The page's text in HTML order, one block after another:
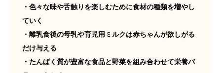
・色々な味や舌触りを楽しむために食材の種類を増やし
ていく
・離乳食後の母乳や育児用ミルクは赤ちゃんが欲しがる
だけ与える
・たんぱく質が豊富な食品と野菜を組み合わせて栄養バ